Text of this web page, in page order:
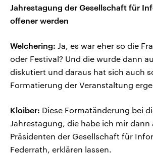
Jahrestagung der Gesellschaft für
offener werden
Welchering: Ja, es war eher so die
oder Festival? Und die wurde dann
diskutiert und daraus hat sich auch
Formatierung der Veranstaltung
Kloiber: Diese Formatänderung bei
Jahrestagung, die habe ich mir dann
Präsidenten der Gesellschaft für
Federrath, erklären lassen.